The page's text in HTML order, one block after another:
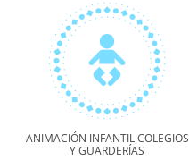
ANIMACIÓN INFANTIL COLEGIOS
Y GUARDERÍAS